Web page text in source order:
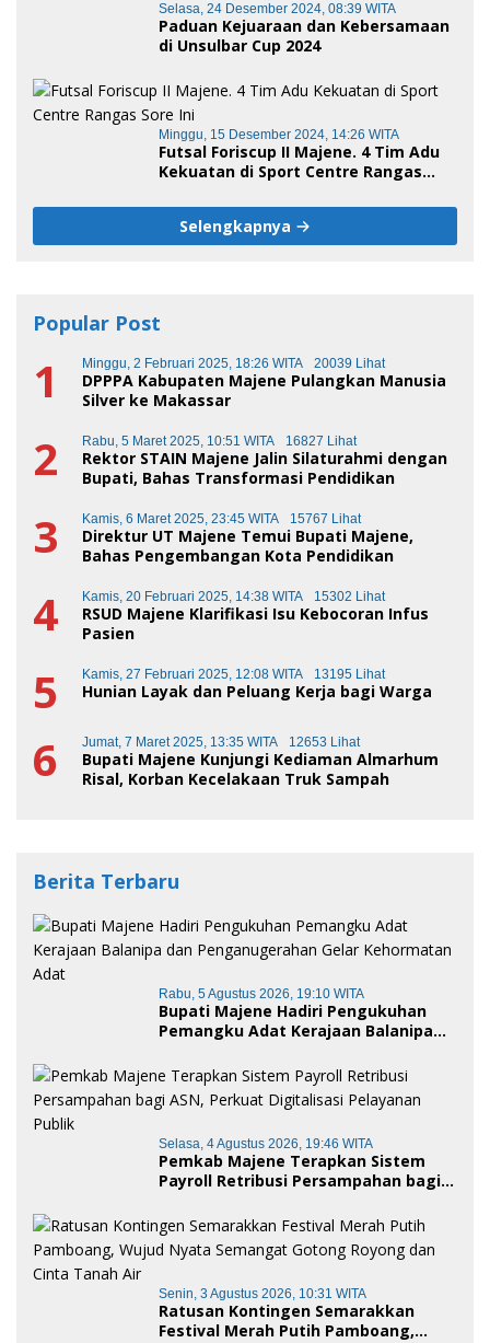
Selasa, 24 Desember 2024, 08:39 WITA
Paduan Kejuaraan dan Kebersamaan
di Unsulbar Cup 2024
Minggu, 15 Desember 2024, 14:26 WITA
Futsal Foriscup II Majene. 4 Tim Adu
Kekuatan di Sport Centre Rangas
Selengkapnya
Popular Post
1 Minggu, 2 Februari 2025, 18:26 WITA 20039 Lihat
DPPPA Kabupaten Majene Pulangkan Manusia
Silver ke Makassar
2 Rabu, 5 Maret 2025, 10:51 WITA 16827 Lihat
Rektor STAIN Majene Jalin Silaturahmi dengan
Bupati, Bahas Transformasi Pendidikan
3 Kamis, 6 Maret 2025, 23:45 WITA 15767 Lihat
Direktur UT Majene Temui Bupati Majene,
Bahas Pengembangan Kota Pendidikan
4 Kamis, 20 Februari 2025, 14:38 WITA 15302 Lihat
RSUD Majene Klarifikasi Isu Kebocoran Infus
Pasien
5 Kamis, 27 Februari 2025, 12:08 WITA 13195 Lihat
Hunian Layak dan Peluang Kerja bagi Warga
6 Jumat, 7 Maret 2025, 13:35 WITA 12653 Lihat
Bupati Majene Kunjungi Kediaman Almarhum
Risal, Korban Kecelakaan Truk Sampah
Berita Terbaru
Rabu, 5 Agustus 2026, 19:10 WITA
Bupati Majene Hadiri Pengukuhan
Pemangku Adat Kerajaan Balanipa
Kehormatan Adat
Selasa, 4 Agustus 2026, 19:46 WITA
Pemkab Majene Terapkan Sistem
Payroll Retribusi Persampahan bagi
Publik
Senin, 3 Agustus 2026, 10:31 WITA
Ratusan Kontingen Semarakkan
Festival Merah Putih Pamboang,